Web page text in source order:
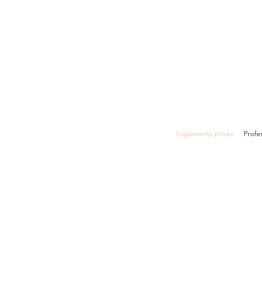
Logements privés